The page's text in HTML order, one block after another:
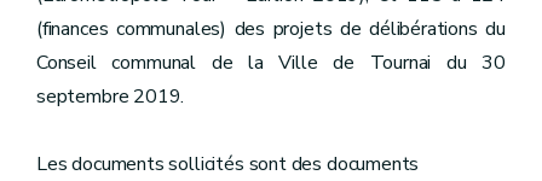
(finances communales) des projets de délibérations du
Conseil communal de la Ville de Tournai du 30
septembre 2019.
Les documents sollicités sont des documents